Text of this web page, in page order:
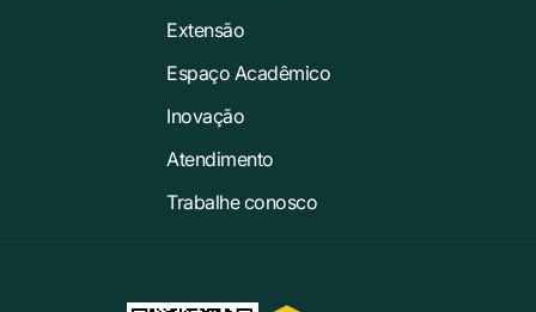
Extensão
Espaço Acadêmico
Inovação
Atendimento
Trabalhe conosco